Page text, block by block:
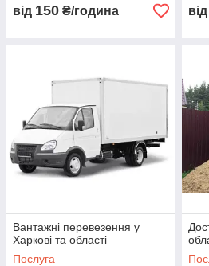
матеріалів;
ВАРТІСТЬ ПЕРЕВЕЗЕННЯ. ЯК
Вартість вантажних
від типу і об'єму вантажу, відстані,
супутніх факторів. Кожне
від 150 ₴/година від
Вантажні перевезення у
Харкові та області
Послуга